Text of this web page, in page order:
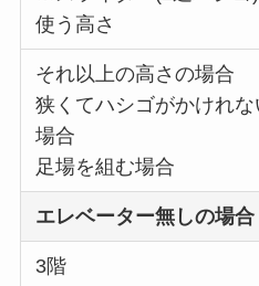
使う高さ
それ以上の高さの場合
狭くてハシゴがかけれな
場合
足場を組む場合
エレベーター無しの場合
3階